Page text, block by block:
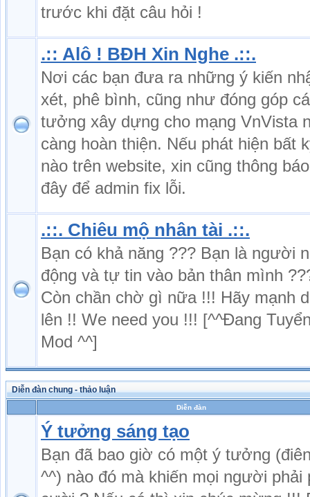
trước khi đặt câu hỏi !
.:: Alô ! BĐH Xin Nghe .::.
Nơi các bạn đưa ra những ý kiến
xét, phê bình, cũng như đóng góp
tưởng xây dựng cho mạng VnVista
càng hoàn thiện. Nếu phát hiện bất
nào trên website, xin cũng thông
đây để admin fix lỗi.
.::. Chiêu mộ nhân tài .::.
Bạn có khả năng ??? Bạn là người
động và tự tin vào bản thân mình
Còn chần chờ gì nữa !!! Hãy mạnh
lên !! We need you !!! [^^Đang
Mod ^^]
Diễn đàn chung - thảo luận
Diễn đàn
Ý tưởng sáng tạo
Bạn đã bao giờ có một ý tưởng
^^) nào đó mà khiến mọi người phải